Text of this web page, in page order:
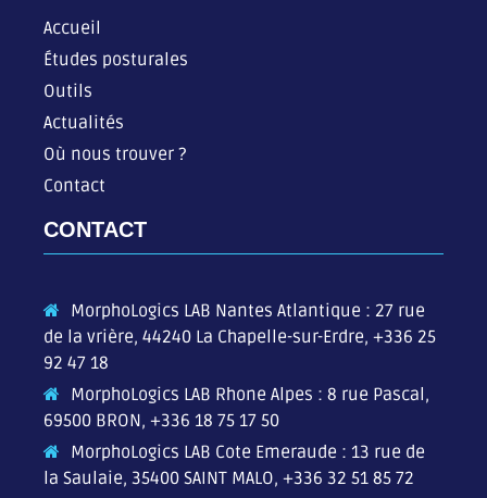
Accueil
Études posturales
Outils
Actualités
Où nous trouver ?
Contact
CONTACT
MorphoLogics LAB Nantes Atlantique : 27 rue
de la vrière, 44240 La Chapelle-sur-Erdre, +336 25
92 47 18
MorphoLogics LAB Rhone Alpes : 8 rue Pascal,
69500 BRON, +336 18 75 17 50
MorphoLogics LAB Cote Emeraude : 13 rue de
la Saulaie, 35400 SAINT MALO, +336 32 51 85 72